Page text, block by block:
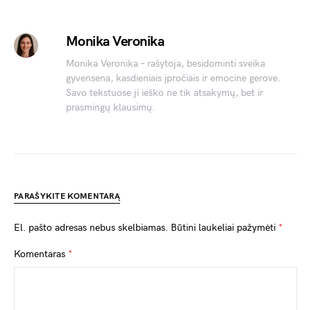
Monika Veronika
Monika Veronika – rašytoja, besidominti sveika
gyvensena, kasdieniais įpročiais ir emocine gerove.
Savo tekstuose ji ieško ne tik atsakymų, bet ir
prasmingų klausimų.
PARAŠYKITE KOMENTARĄ
El. pašto adresas nebus skelbiamas. Būtini laukeliai pažymėti *
Komentaras *